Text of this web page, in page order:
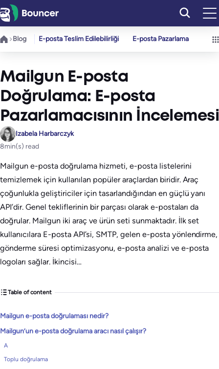
İçeriğe
geç
Blog E-posta Teslim Edilebilirliği E-posta Pazarlama
Mailgun E-posta
Doğrulama: E-posta
Pazarlamacısının İncelemesi
Izabela Harbarczyk
8min(s) read
Mailgun e-posta doğrulama hizmeti, e-posta listelerini
temizlemek için kullanılan popüler araçlardan biridir. Araç
çoğunlukla geliştiriciler için tasarlandığından en güçlü yanı
API’dir. Genel tekliflerinin bir parçası olarak e-postaları da
doğrular. Mailgun iki araç ve ürün seti sunmaktadır. İlk set
kullanıcılara E-posta API’si, SMTP, gelen e-posta yönlendirme,
gönderme süresi optimizasyonu, e-posta analizi ve e-posta
logoları sağlar. İkincisi…
Table of content
Mailgun e-posta doğrulaması nedir?
Mailgun’un e-posta doğrulama aracı nasıl çalışır?
A
Toplu doğrulama